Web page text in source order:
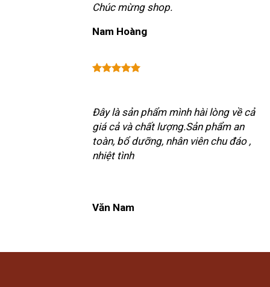
Chúc mừng shop.
Nam Hoàng
Đây là sản phẩm mình hài lòng về cả
giá cả và chất lượng.Sản phẩm an
toàn, bổ dưỡng, nhân viên chu đáo ,
nhiệt tình
Văn Nam